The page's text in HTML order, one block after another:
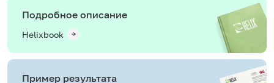
Подробное описание
Helixbook
Пример результата